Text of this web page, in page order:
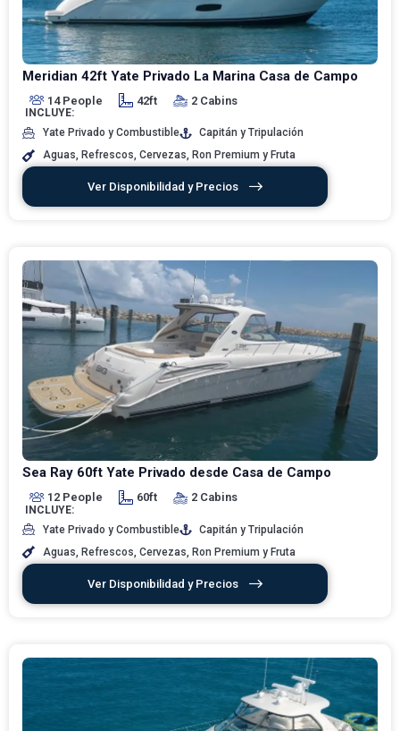
Meridian 42ft Yate Privado La Marina Casa de Campo
14 People 42ft 2 Cabins
INCLUYE:
Yate Privado y Combustible
Capitán y Tripulación
Aguas, Refrescos, Cervezas, Ron Premium y Fruta
Ver Disponibilidad y Precios
Sea Ray 60ft Yate Privado desde Casa de Campo
12 People 60ft 2 Cabins
INCLUYE:
Yate Privado y Combustible
Capitán y Tripulación
Aguas, Refrescos, Cervezas, Ron Premium y Fruta
Ver Disponibilidad y Precios